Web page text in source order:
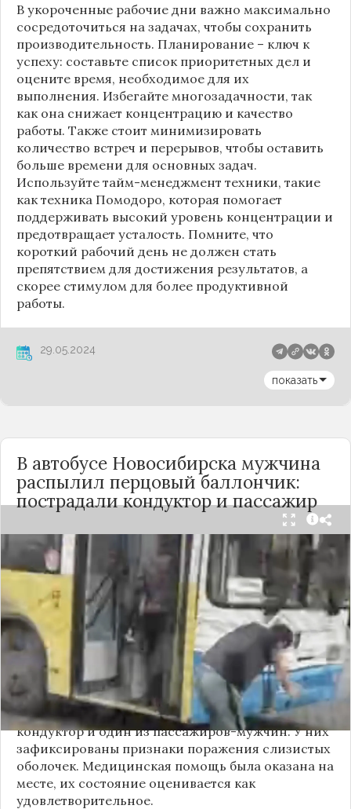
В укороченные рабочие дни важно максимально
сосредоточиться на задачах, чтобы сохранить
производительность. Планирование – ключ к
успеху: составьте список приоритетных дел и
оцените время, необходимое для их
выполнения. Избегайте многозадачности, так
как она снижает концентрацию и качество
работы. Также стоит минимизировать
количество встреч и перерывов, чтобы оставить
больше времени для основных задач.
Используйте тайм-менеджмент техники, такие
как техника Помодоро, которая помогает
поддерживать высокий уровень концентрации и
предотвращает усталость. Помните, что
короткий рабочий день не должен стать
препятствием для достижения результатов, а
скорее стимулом для более продуктивной
работы.
29.05.2024
показать
В автобусе Новосибирска мужчина
распылил перцовый баллончик:
пострадали кондуктор и пассажир
Вечером 24 сентября в салоне автобуса маршрута
№18 в Новосибирске произошёл инцидент с
применением перцового баллончика. Как
сообщили очевидцы в
Telegram-канале
«Инцидент Новосибирск», неизвестный
мужчина с бородой сначала вступил в перепалку
с кондуктором, затем поссорился с другими
пассажирами. В ходе конфликта он достал
газовый баллончик и распылил его в салоне.
По предварительным данным, пострадали
кондуктор и один из пассажиров-мужчин. У них
зафиксированы признаки поражения слизистых
оболочек. Медицинская помощь была оказана на
месте, их состояние оценивается как
удовлетворительное.